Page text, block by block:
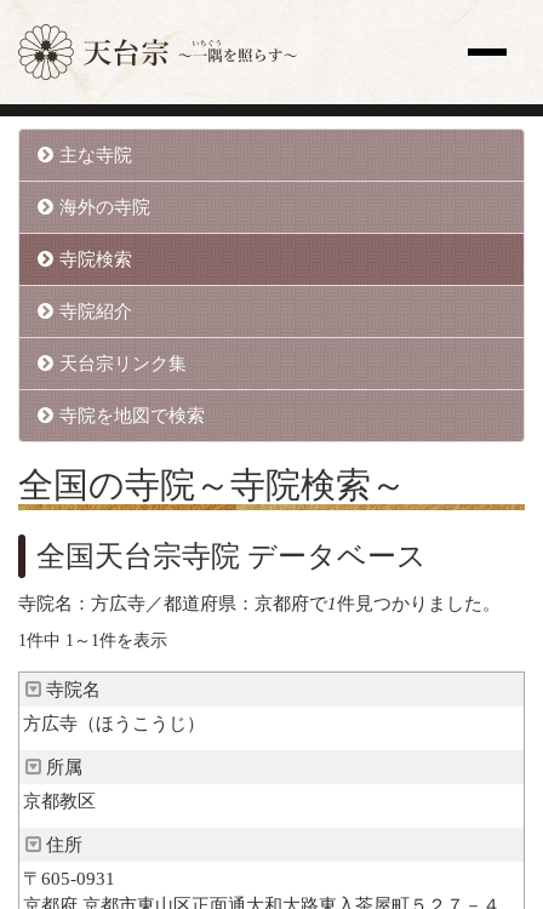
サイト内検索
トップページ
更新情報一覧
教え
歴史と人物
宗祖・高祖・祖師・開祖
修行
法要
天台声明（てんだいしょうみょう）
主な寺院
海外の寺院
寺院検索
寺院紹介
天台宗リンク集
全国の行事
出版刊行物
天台ブックレット
天台宗開運招福カレンダー
ほとけさまのサイン
ともしび(バックナンバー)
僧侶になるには
主な寺院
海外の寺院
寺院検索
寺院紹介
天台宗リンク集
寺院を地図で検索
全国の寺院 ～寺院検索～
全国天台宗寺院 データベース
寺院名：方広寺／都道府県：京都府で1件見つかりました。
1件中 1～1件を表示
寺院名
方広寺（ほうこうじ）
所属
京都教区
住所
〒605-0931